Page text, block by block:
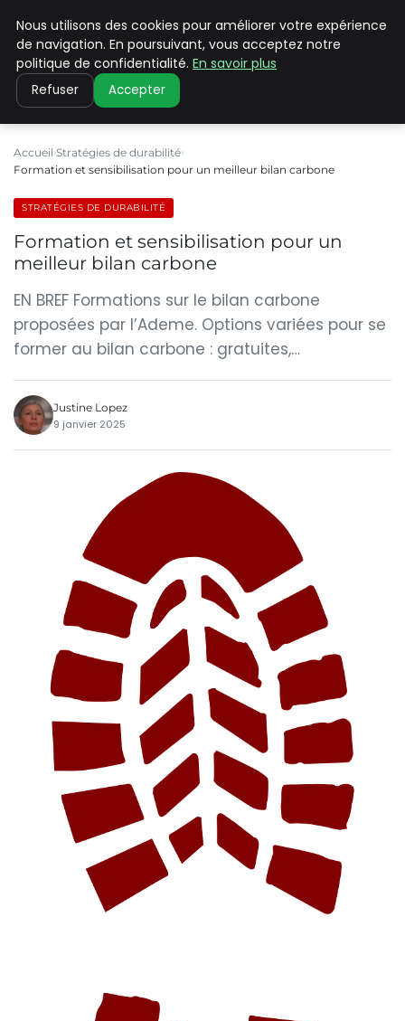
CLIMATE C ADVANCED
Accueil Stratégies de durabilité
Formation et sensibilisation pour un meilleur bilan carbone
STRATÉGIES DE DURABILITÉ
Formation et sensibilisation pour un
meilleur bilan carbone
EN BREF Formations sur le bilan carbone
proposées par l’Ademe. Options variées pour se
former au bilan carbone : gratuites,…
Justine Lopez
9 janvier 2025
Nous utilisons des cookies pour améliorer votre expérience
de navigation. En poursuivant, vous acceptez notre
politique de confidentialité. En savoir plus
Refuser Accepter